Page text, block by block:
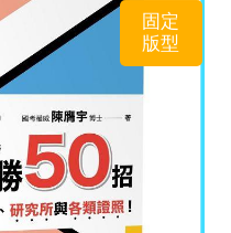
固定
版型